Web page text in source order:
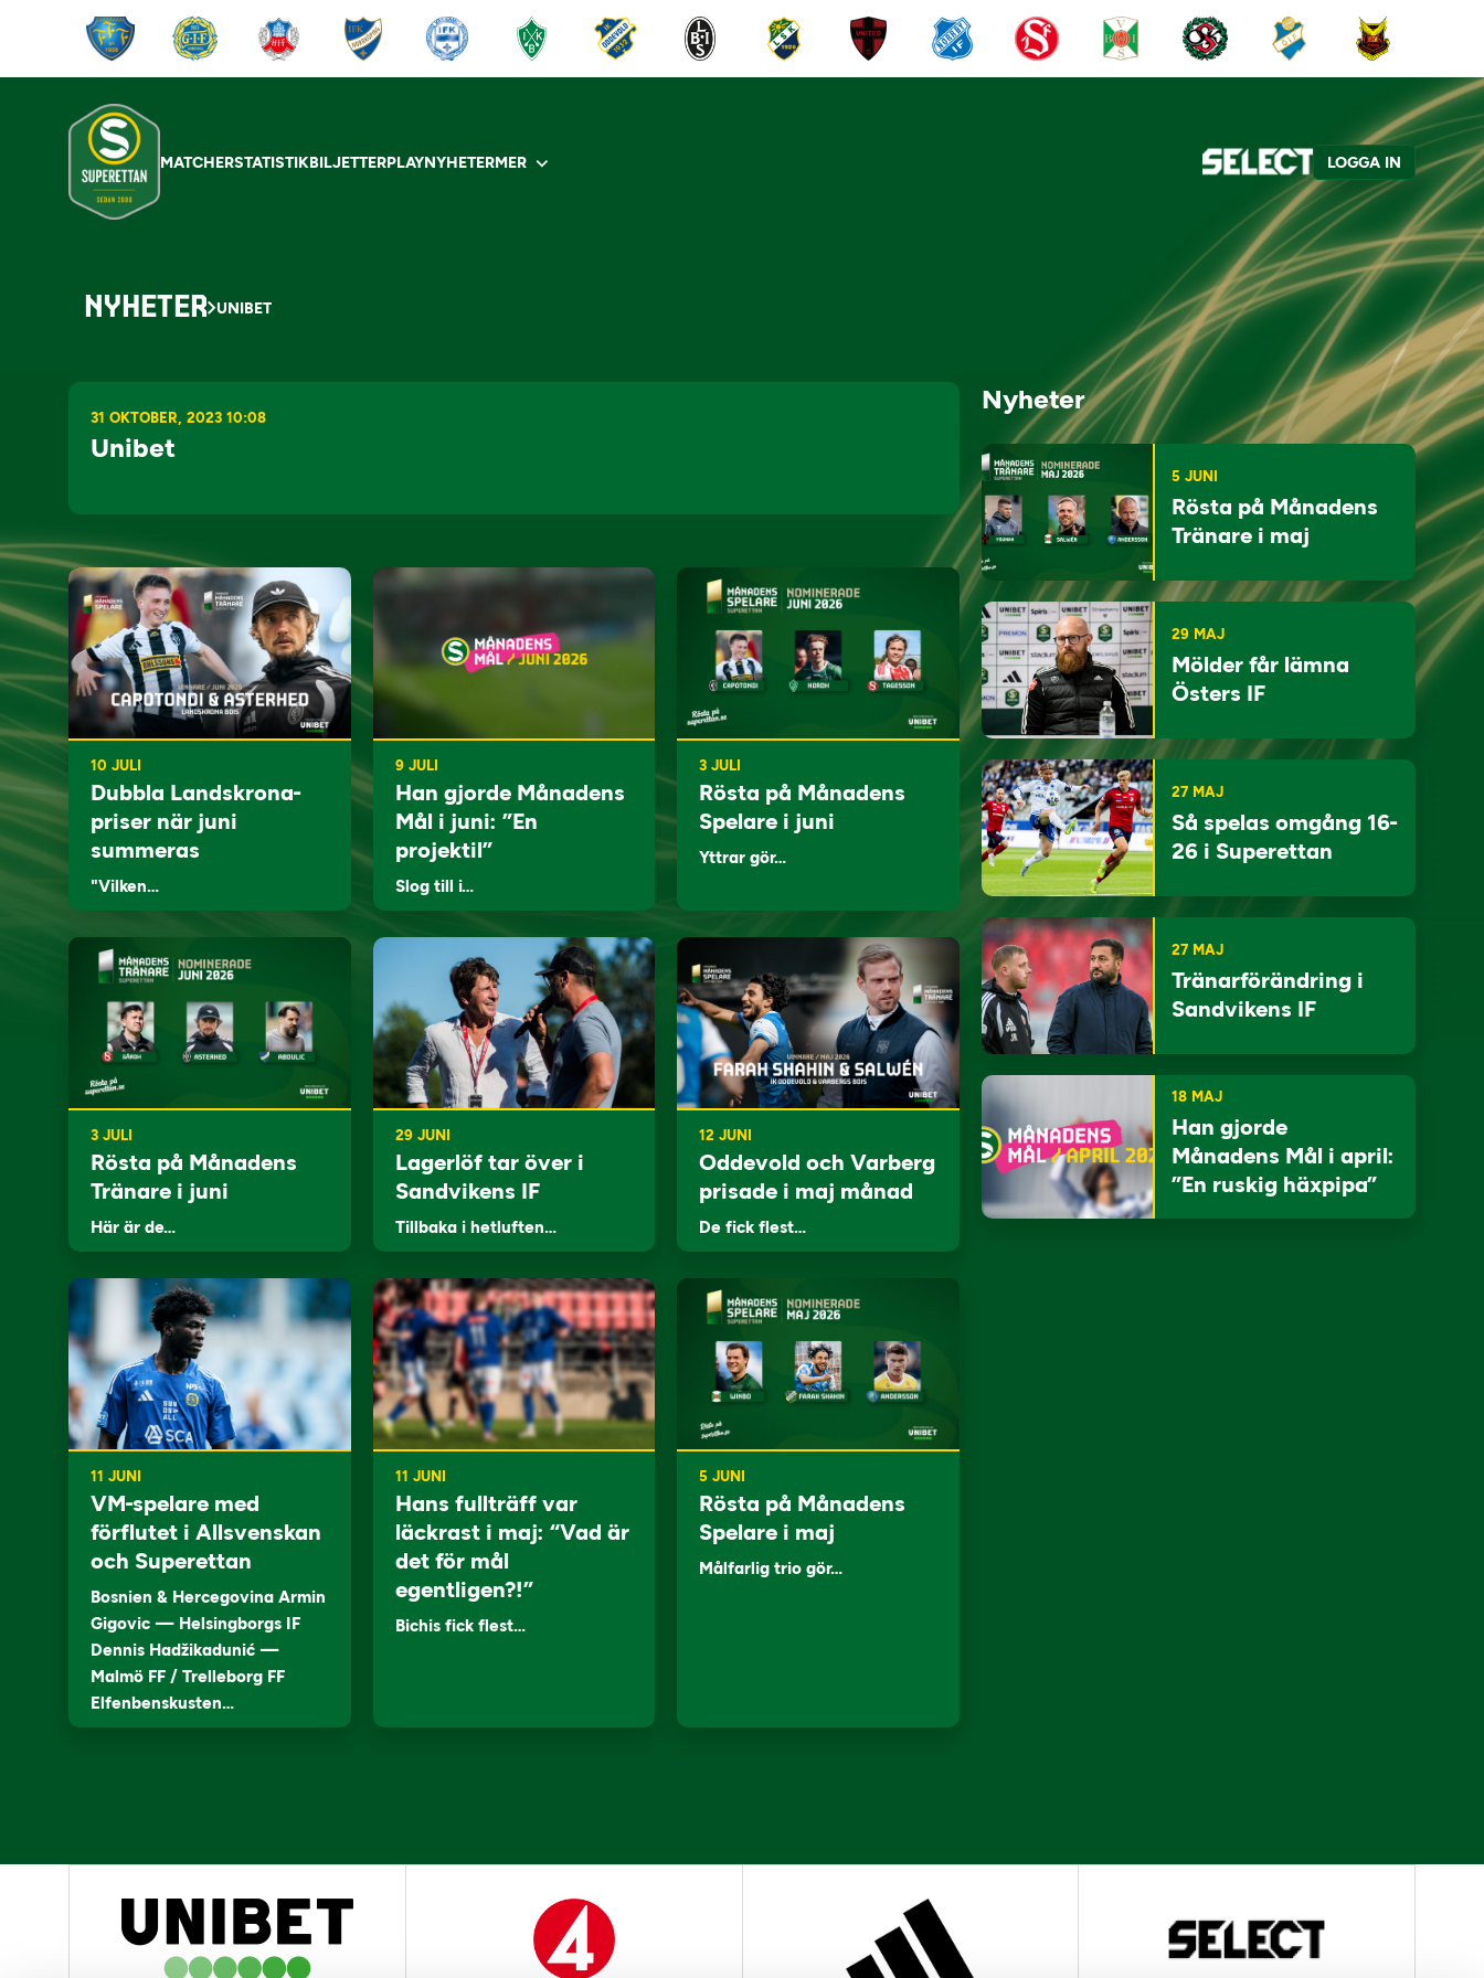
MATCHERSTATISTIKBILJETTERPLAYNYHETERMER LOGGA IN
NYHETER UNIBET
31 OKTOBER, 2023 10:08
Unibet
10 JULI
Dubbla Landskrona-
priser när juni
summeras
"Vilken…
9 JULI
Han gjorde Månadens
Mål i juni: ”En
projektil”
Slog till i…
3 JULI
Rösta på Månadens
Spelare i juni
Yttrar gör…
3 JULI
Rösta på Månadens
Tränare i juni
Här är de…
29 JUNI
Lagerlöf tar över i
Sandvikens IF
Tillbaka i hetluften…
12 JUNI
Oddevold och Varberg
prisade i maj månad
De fick flest…
11 JUNI
VM-spelare med
förflutet i Allsvenskan
och Superettan
Bosnien & Hercegovina Armin
Gigovic — Helsingborgs IF
Dennis Hadžikadunić —
Malmö FF / Trelleborg FF
Elfenbenskusten…
11 JUNI
Hans fullträff var
läckrast i maj: “Vad är
det för mål
egentligen?!”
Bichis fick flest…
5 JUNI
Rösta på Månadens
Spelare i maj
Målfarlig trio gör…
Nyheter
5 JUNI
Rösta på Månadens
Tränare i maj
29 MAJ
Mölder får lämna
Östers IF
27 MAJ
Så spelas omgång 16-
26 i Superettan
27 MAJ
Tränarförändring i
Sandvikens IF
18 MAJ
Han gjorde
Månadens Mål i april:
”En ruskig häxpipa”